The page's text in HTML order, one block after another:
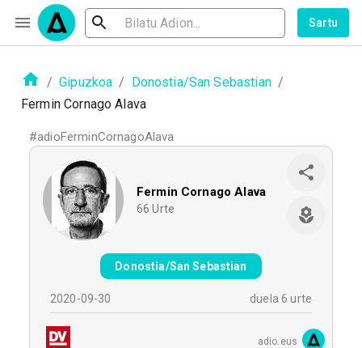
Sartu
/ Gipuzkoa / Donostia/San Sebastian /
Fermin Cornago Alava
#adioFerminCornagoAlava
Fermin Cornago Alava
66 Urte
Donostia/San Sebastian
2020-09-30 duela 6 urte
adio.eus